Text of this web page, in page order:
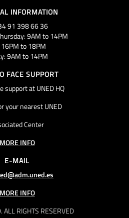
RIGHTS RESERVED
INFORMATION
91 398 66 36
9AM to 14PM
to 18PM
9AM to 14PM
FACE SUPPORT
support at UNED HQ
your nearest UNED
Center
MORE INFO
E-MAIL
MORE INFO